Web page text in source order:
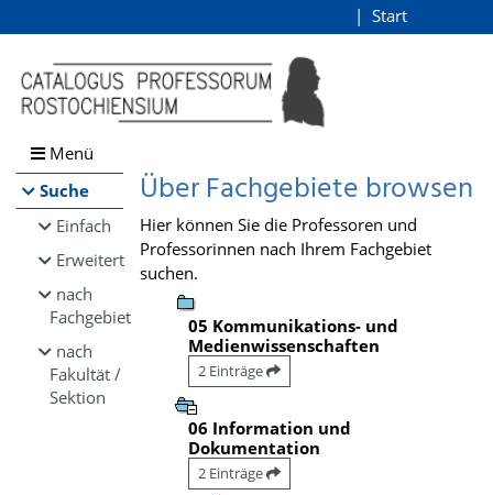
Browsen
direkt zum Inhalt
Start
Menü
Suche
Einfach
Erweitert
nach
Fachgebiet
nach
Fakultät /
Sektion
Über Fachgebiete browsen
Hier können Sie die Professoren und
Professorinnen nach Ihrem Fachgebiet
suchen.
05 Kommunikations- und
Medienwissenschaften
2 Einträge
06 Information und
Dokumentation
2 Einträge